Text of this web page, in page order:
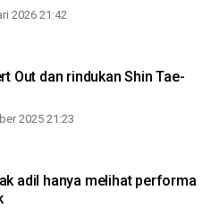
2026 21:42
Out dan rindukan Shin Tae-
2025 21:23
adil hanya melihat performa